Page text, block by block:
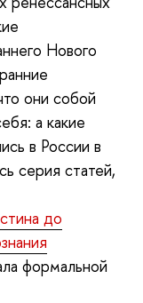
Нового
они собой
а какие
в России в
серия статей,
до
формальной